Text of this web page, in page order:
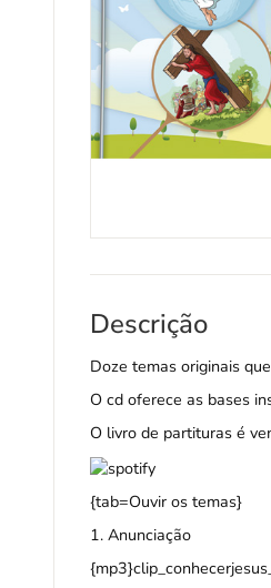
Descrição
Doze temas originais
O cd oferece as bases
O livro de partituras é
{tab=Ouvir os temas}
1. Anunciação